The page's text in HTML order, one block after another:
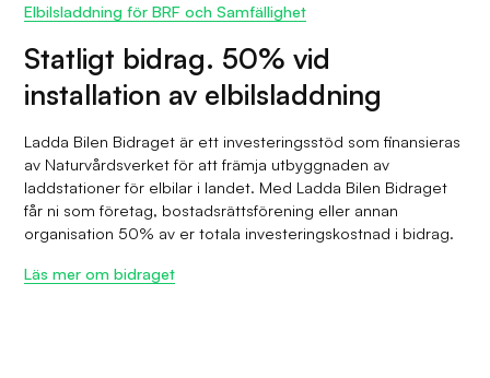
Elbilsladdning för BRF och Samfällighet
Statligt bidrag. 50% vid
installation av elbilsladdning
Ladda Bilen Bidraget är ett investeringsstöd som finansieras
av Naturvårdsverket för att främja utbyggnaden av
laddstationer för elbilar i landet. Med Ladda Bilen Bidraget
får ni som företag, bostadsrättsförening eller annan
organisation 50% av er totala investeringskostnad i bidrag.
Läs mer om bidraget